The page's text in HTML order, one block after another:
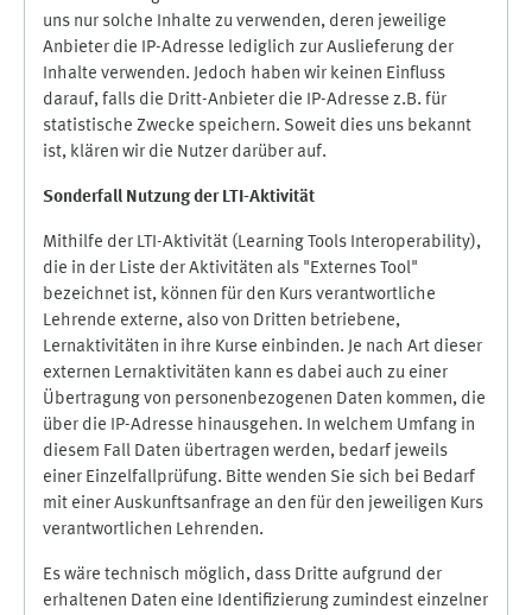
uns nur solche Inhalte zu verwenden, deren jeweilige
Anbieter die IP-Adresse lediglich zur Auslieferung der
Inhalte verwenden. Jedoch haben wir keinen Einfluss
darauf, falls die Dritt-Anbieter die IP-Adresse z.B. für
statistische Zwecke speichern. Soweit dies uns bekannt
ist, klären wir die Nutzer darüber auf.
Sonderfall Nutzung der LTI-Aktivität
Mithilfe der LTI-Aktivität (Learning Tools Interoperability),
die in der Liste der Aktivitäten als "Externes Tool"
bezeichnet ist, können für den Kurs verantwortliche
Lehrende externe, also von Dritten betriebene,
Lernaktivitäten in ihre Kurse einbinden. Je nach Art dieser
externen Lernaktivitäten kann es dabei auch zu einer
Übertragung von personenbezogenen Daten kommen, die
über die IP-Adresse hinausgehen. In welchem Umfang in
diesem Fall Daten übertragen werden, bedarf jeweils
einer Einzelfallprüfung. Bitte wenden Sie sich bei Bedarf
mit einer Auskunftsanfrage an den für den jeweiligen Kurs
verantwortlichen Lehrenden.
Es wäre technisch möglich, dass Dritte aufgrund der
erhaltenen Daten eine Identifizierung zumindest einzelner